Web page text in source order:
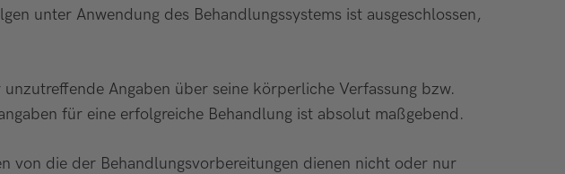
unter Anwendung des Behandlungssystems ist ausgeschlossen,
Angaben über seine körperliche Verfassung bzw.
für eine erfolgreiche Behandlung ist absolut maßgebend.
von die der Behandlungsvorbereitungen dienen nicht oder nur